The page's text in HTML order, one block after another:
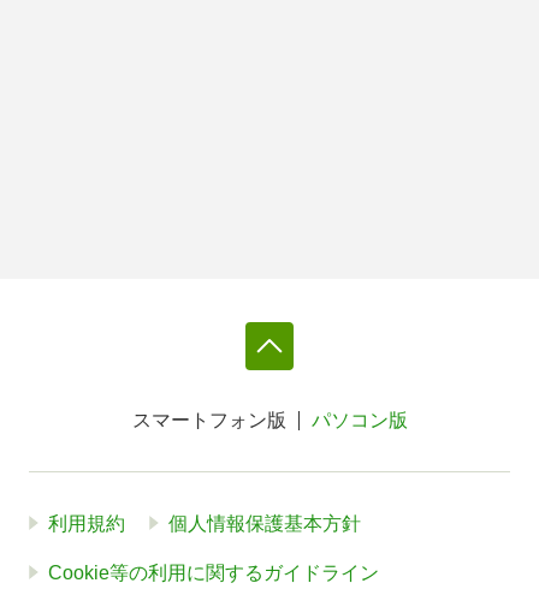
スマートフォン版 パソコン版
利用規約 個人情報保護基本方針
Cookie等の利用に関するガイドライン